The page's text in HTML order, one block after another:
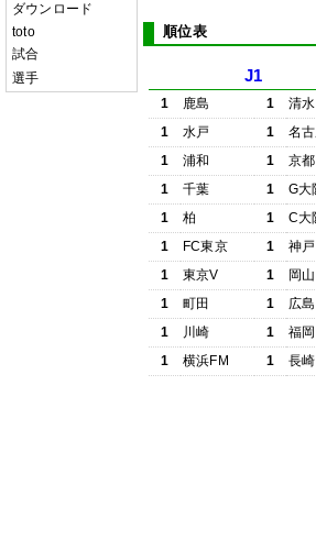
ダウンロード
toto
試合
選手
順位表
J1
1 鹿島 1
清水
1
水戸 1
名
1
浦和 1
京都
1
千葉 1
G大
1
柏 1
C大
1
FC東京 1
神戸
1
東京V 1
岡山
1
町田 1
広島
1
川崎 1
福岡
1
横浜FM 1 長崎